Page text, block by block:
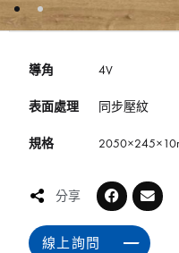
導角 4V
表面處理 同步壓紋
規格
分享
線上詢問